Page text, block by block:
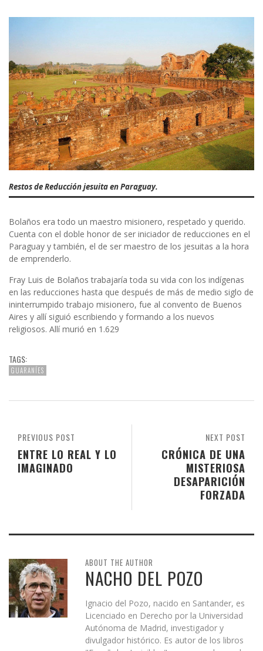
Restos de Reducción jesuita en Paraguay.
Bolaños era todo un maestro misionero, respetado y querido.
Cuenta con el doble honor de ser iniciador de reducciones en el
Paraguay y también, el de ser maestro de los jesuitas a la hora
de emprenderlo.
Fray Luis de Bolaños trabajaría toda su vida con los indígenas
en las reducciones hasta que después de más de medio siglo de
ininterrumpido trabajo misionero, fue al convento de Buenos
Aires y allí siguió escribiendo y formando a los nuevos
religiosos. Allí murió en 1.629
TAGS:
GUARANÍES
NEXT POST
CRÓNICA DE UNA
MISTERIOSA
DESAPARICIÓN
FORZADA
PREVIOUS POST
ENTRE LO REAL Y LO
IMAGINADO
ABOUT THE AUTHOR
NACHO DEL POZO
Ignacio del Pozo, nacido en Santander, es
Licenciado en Derecho por la Universidad
Autónoma de Madrid, investigador y
divulgador histórico. Es autor de los libros